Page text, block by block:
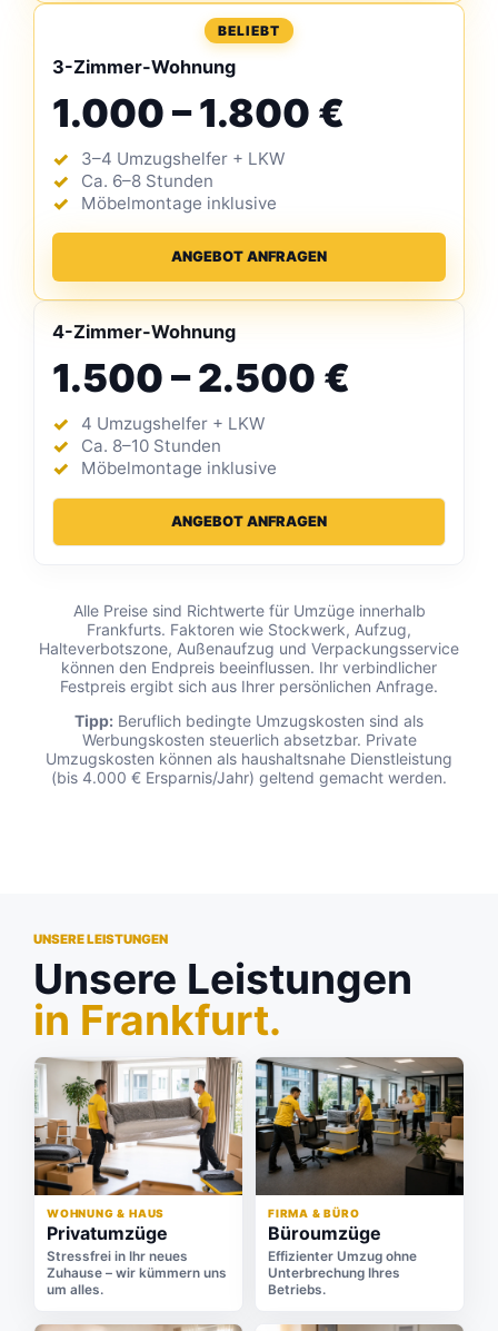
BELIEBT
3-Zimmer-Wohnung
1.000 – 1.800 €
3–4 Umzugshelfer + LKW
Ca. 6–8 Stunden
Möbelmontage inklusive
ANGEBOT ANFRAGEN
4-Zimmer-Wohnung
1.500 – 2.500 €
4 Umzugshelfer + LKW
Ca. 8–10 Stunden
Möbelmontage inklusive
ANGEBOT ANFRAGEN
Alle Preise sind Richtwerte für Umzüge innerhalb
Frankfurts. Faktoren wie Stockwerk, Aufzug,
Halteverbotszone, Außenaufzug und Verpackungsservice
können den Endpreis beeinflussen. Ihr verbindlicher
Festpreis ergibt sich aus Ihrer persönlichen Anfrage.
Tipp: Beruflich bedingte Umzugskosten sind als
Werbungskosten steuerlich absetzbar. Private
Umzugskosten können als haushaltsnahe Dienstleistung
(bis 4.000 € Ersparnis/Jahr) geltend gemacht werden.
UNSERE LEISTUNGEN
Unsere Leistungen
in Frankfurt.
WOHNUNG & HAUS
Privatumzüge
Stressfrei in Ihr neues
Zuhause – wir kümmern uns
um alles.
FIRMA & BÜRO
Büroumzüge
Effizienter Umzug ohne
Unterbrechung Ihres
Betriebs.